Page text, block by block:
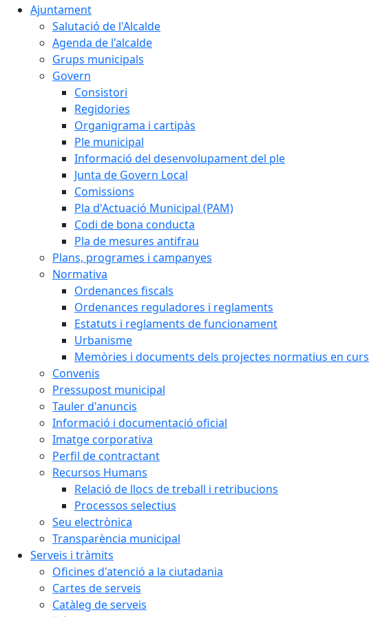
Ajuntament
Salutació de l'Alcalde
Agenda de l'alcalde
Grups municipals
Govern
Consistori
Regidories
Organigrama i cartipàs
Ple municipal
Informació del desenvolupament del ple
Junta de Govern Local
Comissions
Pla d'Actuació Municipal (PAM)
Codi de bona conducta
Pla de mesures antifrau
Plans, programes i campanyes
Normativa
Ordenances fiscals
Ordenances reguladores i reglaments
Estatuts i reglaments de funcionament
Urbanisme
Memòries i documents dels projectes normatius en curs
Convenis
Pressupost municipal
Tauler d'anuncis
Informació i documentació oficial
Imatge corporativa
Perfil de contractant
Recursos Humans
Relació de llocs de treball i retribucions
Processos selectius
Seu electrònica
Transparència municipal
Serveis i tràmits
Oficines d'atenció a la ciutadania
Cartes de serveis
Catàleg de serveis